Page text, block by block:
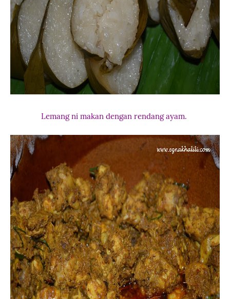
Lemang ni makan dengan rendang ayam.